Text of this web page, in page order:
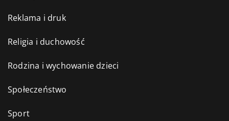
Reklama i druk
Religia i duchowość
Rodzina i wychowanie dzieci
Społeczeństwo
Sport